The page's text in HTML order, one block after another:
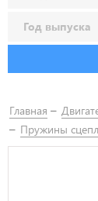
Главная
Пружины